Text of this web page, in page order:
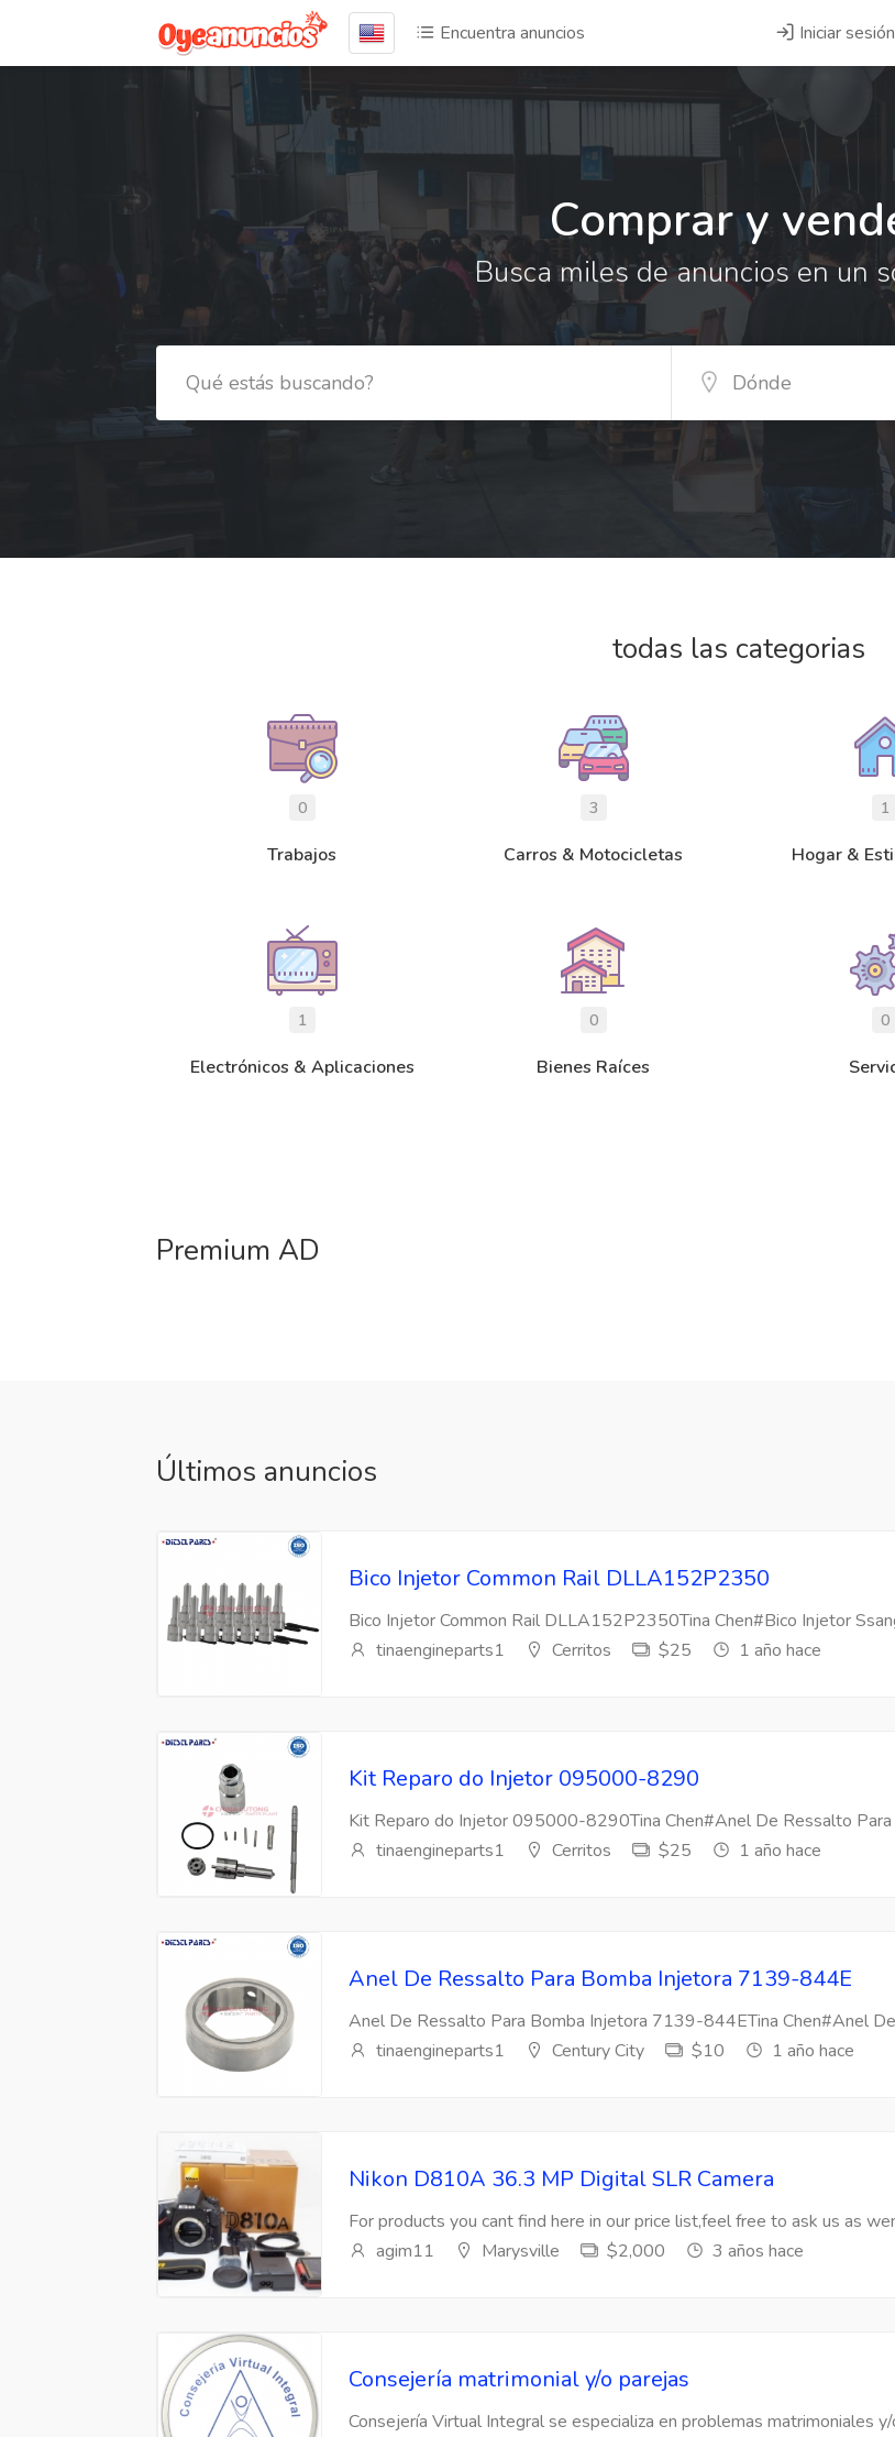
Encuentra anuncios Iniciar sesión
Comprar y
Busca miles de anuncios en un
todas las categorias
0
Trabajos
3
Carros & Motocicletas
1
Hogar &
1
Electrónicos & Aplicaciones
0
Bienes Raíces
0
Premium AD
Últimos anuncios
Bico Injetor Common Rail DLLA152P2350
Bico Injetor Common Rail DLLA152P2350Tina Chen#Bico Injetor
tinaengineparts1
Cerritos $25 1 año hace
Kit Reparo do Injetor 095000-8290
Kit Reparo do Injetor 095000-8290Tina Chen#Anel De Ressalto
tinaengineparts1
Cerritos $25 1 año hace
Anel De Ressalto Para Bomba Injetora 7139-844E
Anel De Ressalto Para Bomba Injetora 7139-844ETina Chen#Anel
tinaengineparts1
Century City $10 1 año hace
Nikon D810A 36.3 MP Digital SLR Camera
For products you cant find here in our price list,feel free to ask us as
agim11
Marysville $2,000 3 años hace
Consejería matrimonial y/o parejas
Consejería Virtual Integral se especializa en problemas matrimoniales